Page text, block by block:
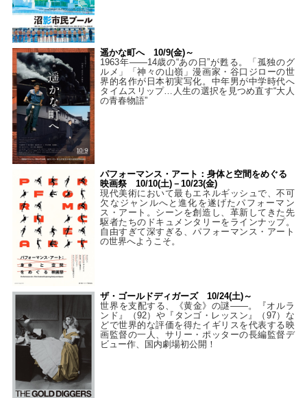
遥かな町へ 10/9(金)～
1963年――14歳の“あの日”が甦る。「孤独のグ
ルメ」「神々の山嶺」漫画家・谷口ジローの世
界的名作が日本初実写化。中年男が中学時代へ
タイムスリップ…人生の選択を見つめ直す“大人
の青春物語”
パフォーマンス・アート：身体と空間をめぐる
映画祭 10/10(土)－10/23(金)
現代美術において最もエネルギッシュで、不可
欠なジャンルへと進化を遂げたパフォーマン
ス・アート。シーンを創造し、革新してきた先
駆者たちのドキュメンタリーをラインナップ。
自由すぎて深すぎる、パフォーマンス・アート
の世界へようこそ。
ザ・ゴールドディガーズ 10/24(土)～
世界を支配する、《黄金》の謎――。『オルラ
ンド』（92）や『タンゴ・レッスン』（97）な
どで世界的な評価を得たイギリスを代表する映
画監督の一人、サリー・ポッターの長編監督デ
ビュー作、国内劇場初公開！